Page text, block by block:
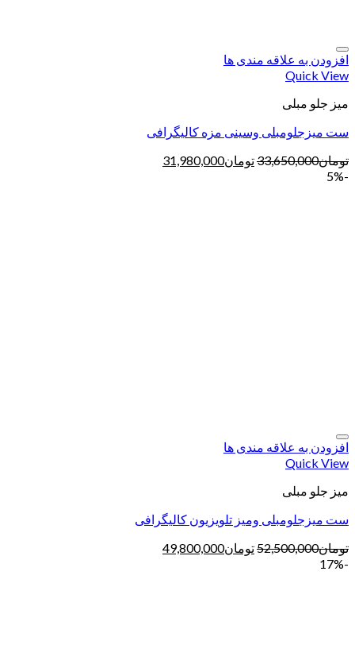
افزودن به علاقه مندی ها
Quick View
میز جلو مبلی
ست میزجلومبلی وسینی مزه کالیگرافی
تومان33,650,000تومان31,980,000
-5%
افزودن به علاقه مندی ها
Quick View
میز جلو مبلی
ست میزجلومبلی ومیز تلویزیون کالیگرافی
تومان52,500,000تومان49,800,000
-17%